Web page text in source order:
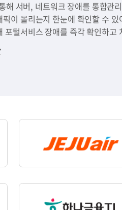
분산된 네트워크 인프라 및 트래
체계로의 확장을 이뤄냈습니다.